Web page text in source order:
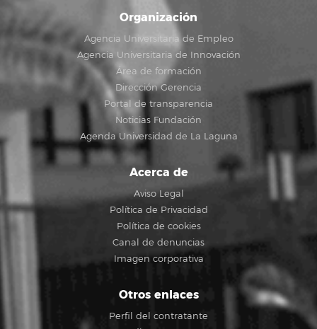
Organización
Agencia Universitaria de Empleo
Agencia Universitaria de Innovación
Área de formación
Dirección Gerencia
Portal de transparencia
Noticias Fundación
Agenda Universidad de La Laguna
Acerca de
Aviso Legal
Política de Privacidad
Política de cookies
Canal de denuncias
Imagen corporativa
Otros enlaces
Perfil del contratante